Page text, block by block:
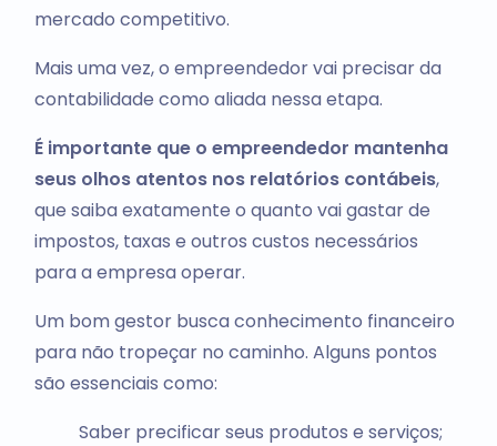
mercado competitivo.
Mais uma vez, o empreendedor vai precisar da
contabilidade como aliada nessa etapa.
É importante que o empreendedor mantenha
seus olhos atentos nos relatórios contábeis,
que saiba exatamente o quanto vai gastar de
impostos, taxas e outros custos necessários
para a empresa operar.
Um bom gestor busca conhecimento financeiro
para não tropeçar no caminho. Alguns pontos
são essenciais como:
Saber precificar seus produtos e serviços;